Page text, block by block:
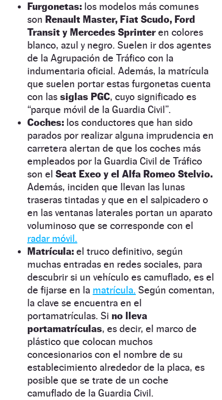
Furgonetas: los modelos más comunes
son Renault Master, Fiat Scudo, Ford
Transit y Mercedes Sprinteren colores
blanco, azul y negro. Suelen ir dos agentes
de la Agrupación de Tráfico con la
indumentaria oficial. Además, la matrícula
que suelen portar estas furgonetas cuenta
con las siglas PGC, cuyo significado es
“parque móvil de la Guardia Civil”.
Coches: los conductores que han sido
parados por realizar alguna imprudencia en
carretera alertan de que los coches más
empleados por la Guardia Civil de Tráfico
son el Seat Exeo y el Alfa Romeo Stelvio.
Además, inciden que llevan las lunas
traseras tintadas y que en el salpicadero o
en las ventanas laterales portan un aparato
voluminoso que se corresponde con el
radar móvil.
Matrícula: el truco definitivo, según
muchas entradas en redes sociales, para
descubrir si un vehículo es camuflado, es el
de fijarse en la matrícula. Según comentan,
la clave se encuentra en el
portamatrículas. Si no lleva
portamatrículas, es decir, el marco de
plástico que colocan muchos
concesionarios con el nombre de su
establecimiento alrededor de la placa, es
posible que se trate de un coche
camuflado de la Guardia Civil.